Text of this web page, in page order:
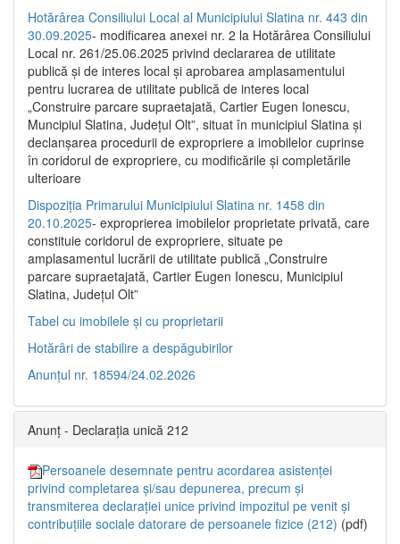
Hotărârea Consiliului Local al Municipiului Slatina nr. 443 din
30.09.2025- modificarea anexei nr. 2 la Hotărârea Consiliului
Local nr. 261/25.06.2025 privind declararea de utilitate
publică şi de interes local şi aprobarea amplasamentului
pentru lucrarea de utilitate publică de interes local
„Construire parcare supraetajată, Cartier Eugen Ionescu,
Muncipiul Slatina, Judeţul Olt”, situat în municipiul Slatina şi
declanşarea procedurii de expropriere a imobilelor cuprinse
în coridorul de expropriere, cu modificările şi completările
ulterioare
Dispoziția Primarului Municipiului Slatina nr. 1458 din
20.10.2025- exproprierea imobilelor proprietate privată, care
constituie coridorul de expropriere, situate pe
amplasamentul lucrării de utilitate publică „Construire
parcare supraetajată, Cartier Eugen Ionescu, Municipiul
Slatina, Județul Olt”
Tabel cu imobilele și cu proprietarii
Hotărâri de stabilire a despăgubirilor
Anunțul nr. 18594/24.02.2026
Anunț - Declarația unică 212
Persoanele desemnate pentru acordarea asistenței
privind completarea și/sau depunerea, precum și
transmiterea declarației unice privind impozitul pe venit și
contribuțiile sociale datorare de persoanele fizice (212) (pdf)